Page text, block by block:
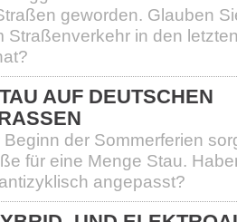
geworden. Glauben
Straßenverkehr in den
AUF DEUTSCHEN
Beginn der Sommerferien
für eine Menge Stau.
angepasst?